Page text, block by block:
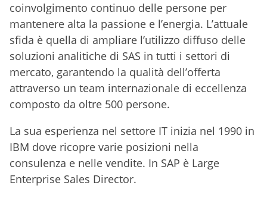
coinvolgimento continuo delle persone per
mantenere alta la passione e l’energia. L’attuale
sfida è quella di ampliare l’utilizzo diffuso delle
soluzioni analitiche di SAS in tutti i settori di
mercato, garantendo la qualità dell’offerta
attraverso un team internazionale di eccellenza
composto da oltre 500 persone.
La sua esperienza nel settore IT inizia nel 1990 in
IBM dove ricopre varie posizioni nella
consulenza e nelle vendite. In SAP è Large
Enterprise Sales Director.